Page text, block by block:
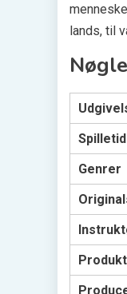
lands, til
Spilletid
Genrer